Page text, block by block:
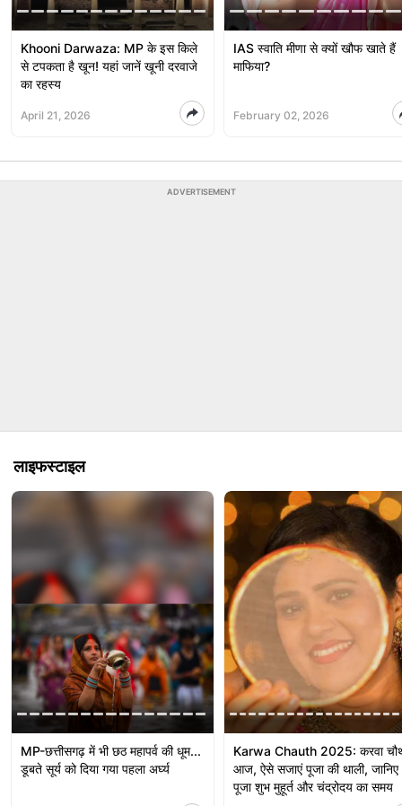
Khooni Darwaza: MP के इस किले
से टपकता है खून! यहां जानें खूनी दरवाजे
का रहस्य
April 21, 2026
IAS स्‍वात‍ि मीणा से क्‍यों खौफ खाते हैं
माफ‍िया?
February 02, 2026
ADVERTISEMENT
लाइफस्‍टाइल
MP-छत्तीसगढ़ में भी छठ महापर्व की धूम...
डूबते सूर्य को दिया गया पहला अर्घ्य
Karwa Chauth 2025: करवा
आज, ऐसे सजाएं पूजा की थाली, जानिए
पूजा शुभ मुहूर्त और चंद्रोदय का समय